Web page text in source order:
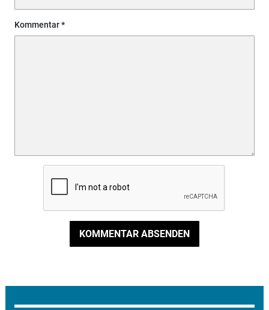
Kommentar
KOMMENTAR ABSENDEN